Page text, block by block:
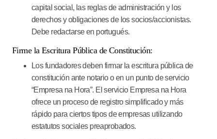
capital social, las reglas de administración y los
derechos y obligaciones de los socios/accionistas.
Debe redactarse en portugués.
Firme la Escritura Pública de Constitución:
Los fundadores deben firmar la escritura pública de
constitución ante notario o en un punto de servicio
“Empresa na Hora”. El servicio Empresa na Hora
ofrece un proceso de registro simplificado y más
rápido para ciertos tipos de empresas utilizando
estatutos sociales preaprobados.